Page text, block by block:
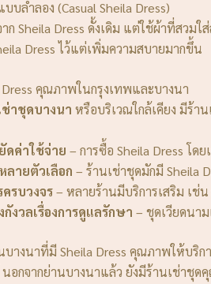
บลำลอง (Casual Sheila Dress)
Sheila Dress ดั้งเดิม แต่ใช้ผ้าที่สวม
Dress ไว้แต่เพิ่มความสบายมากขึ้น
Dress คุณภาพในกรุงเทพและบางนา
ช่าชุดบางนา หรือบริเวณใกล้เคียง มีร้
ดค่าใช้จ่าย – การซื้อ Sheila Dress โด
ลายตัวเลือก – ร้านเช่าชุดมักมี Sheila
ครบวงจร– หลายร้านมีบริการเสริม เ
งวลเรื่องการดูแลรักษา – ชุดเวียดนา
บางนาที่มี Sheila Dress คุณภาพให้บ
อกจากย่านบางนาแล้ว ยังมีร้านเช่าชุ